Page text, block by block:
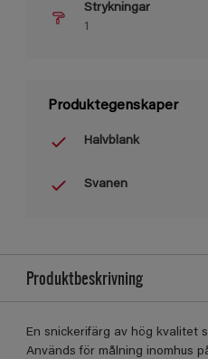
Strykningar
1
Produktegenskaper
Halvblank
Svanen
Produktbeskrivning
En snickerifärg av hög kvalitet
Används för målning inomhus